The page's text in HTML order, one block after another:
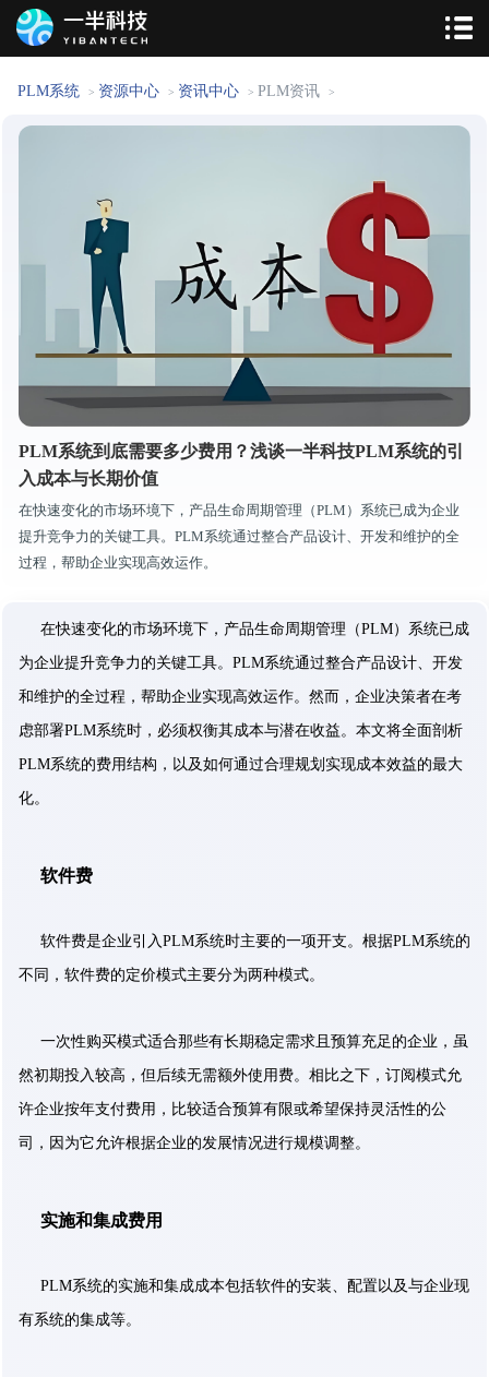
PLM系统 > 资源中心 > 资讯中心 > PLM资讯 >
PLM系统到底需要多少费用？浅谈一半科技PLM系统的引
入成本与长期价值
在快速变化的市场环境下，产品生命周期管理（PLM）系统已成为企业
提升竞争力的关键工具。PLM系统通过整合产品设计、开发和维护的全
过程，帮助企业实现高效运作。
在快速变化的市场环境下，产品生命周期管理（PLM）系统已成
为企业提升竞争力的关键工具。PLM系统通过整合产品设计、开发
和维护的全过程，帮助企业实现高效运作。然而，企业决策者在考
虑部署PLM系统时，必须权衡其成本与潜在收益。本文将全面剖析
PLM系统的费用结构，以及如何通过合理规划实现成本效益的最大
化。
软件费
软件费是企业引入PLM系统时主要的一项开支。根据PLM系统的
不同，软件费的定价模式主要分为两种模式。
一次性购买模式适合那些有长期稳定需求且预算充足的企业，虽
然初期投入较高，但后续无需额外使用费。相比之下，订阅模式允
许企业按年支付费用，比较适合预算有限或希望保持灵活性的公
司，因为它允许根据企业的发展情况进行规模调整。
实施和集成费用
PLM系统的实施和集成成本包括软件的安装、配置以及与企业现
有系统的集成等。